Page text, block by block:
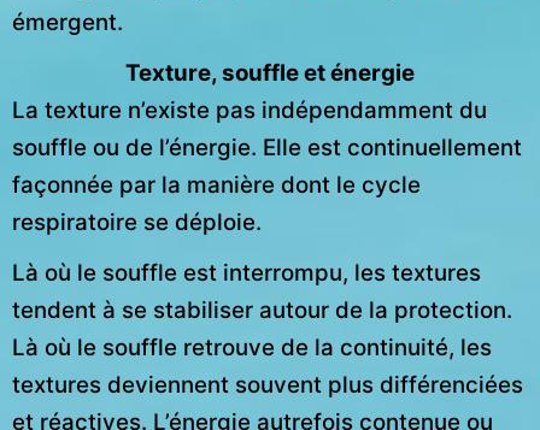
émergent.
Texture, souffle et énergie
La texture n’existe pas indépendamment du
souffle ou de l’énergie. Elle est continuellement
façonnée par la manière dont le cycle
respiratoire se déploie.
Là où le souffle est interrompu, les textures
tendent à se stabiliser autour de la protection.
Là où le souffle retrouve de la continuité, les
textures deviennent souvent plus différenciées
et réactives. L’énergie autrefois contenue ou